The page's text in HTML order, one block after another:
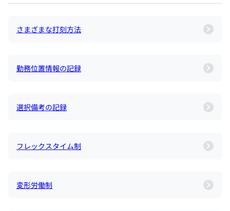
さまざまな打刻方法
勤務位置情報の記録
選択備考の記録
フレックスタイム制
変形労働制